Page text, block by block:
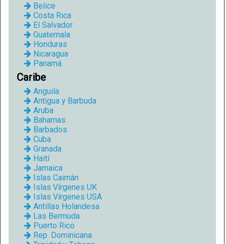
Belice
Costa Rica
El Salvador
Guatemala
Honduras
Nicaragua
Panamá
Caribe
Anguila
Antigua y Barbuda
Aruba
Bahamas
Barbados
Cuba
Granada
Haití
Jamaica
Islas Caimán
Islas Vírgenes UK
Islas Vírgenes USA
Antillas Holandesa
Las Bermuda
Puerto Rico
Rep. Dominicana